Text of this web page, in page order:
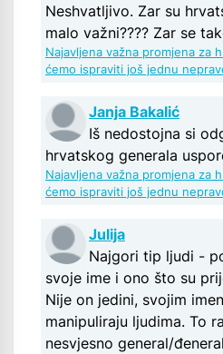
Neshvatljivo. Zar su
malo važni???? Zar se
Najavljena važna promjena za
ćemo ispraviti još jednu
Janja Bakalić
Iš nedostojna si
hrvatskog generala
Najavljena važna promjena za
ćemo ispraviti još jednu
Julija
Najgori tip ljudi -
svoje ime i ono što su
Nije on jedini, svojim
manipuliraju ljudima. To
nesvjesno general/